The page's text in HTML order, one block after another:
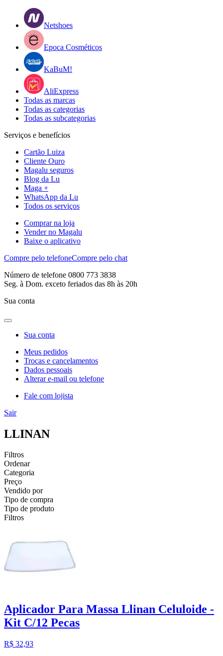
Netshoes
Epoca Cosméticos
KaBuM!
AliExpress
Todas as marcas
Todas as categorias
Todas as subcategorias
Serviços e benefícios
Cartão Luiza
Cliente Ouro
Magalu seguros
Blog da Lu
Maga +
WhatsApp da Lu
Todos os serviços
Comprar na loja
Vender no Magalu
Baixe o aplicativo
Compre pelo telefoneCompre pelo chat
Número de telefone 0800 773 3838
Seg. à Dom. exceto feriados das 8h às 20h
Sua conta
Sua conta
Meus pedidos
Trocas e cancelamentos
Dados pessoais
Alterar e-mail ou telefone
Fale com lojista
Sair
LLINAN
Filtros
Ordenar
Categoria
Preço
Vendido por
Tipo de compra
Tipo de produto
Filtros
Aplicador Para Massa Llinan Celuloide -
Kit C/12 Pecas
R$ 32,93